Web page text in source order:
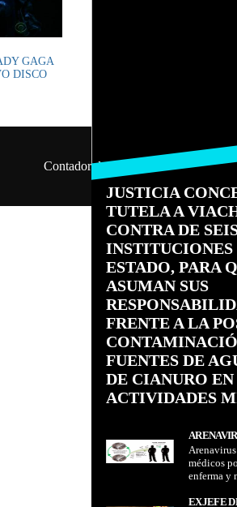
GAGA
DISCO
JUSTICIA
TUTELA A
CONTRA DE
INSTITUCIONES
ESTADO, PARA
ASUMAN SUS
FRENTE A LA
FUENTES DE
DE CIANURO EN
ACTIVIDADES
LOS
SANGRE
NO POR
médicos
enferma y
EXJEFE
Contador de visitas: 10480218